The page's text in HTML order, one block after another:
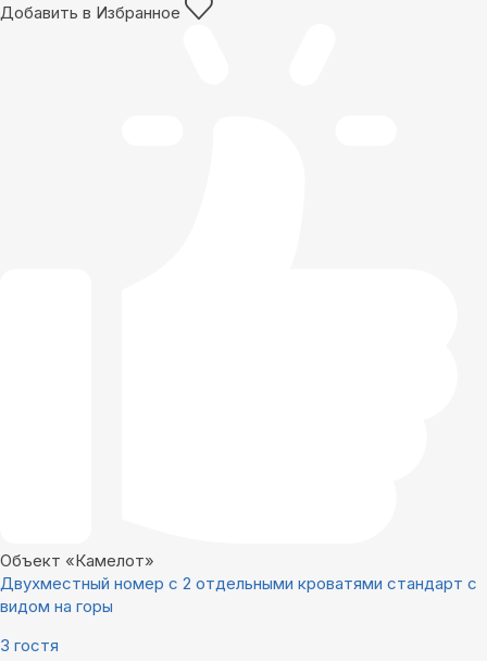
Добавить в Избранное
Объект «Камелот»
Двухместный номер с 2 отдельными кроватями стандарт с
видом на горы
3 гостя